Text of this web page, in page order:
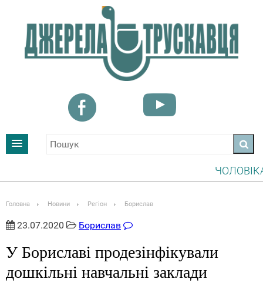
Головна Новини Регіон Борислав
23.07.2020 Борислав
У Бориславі продезінфікували
дошкільні навчальні заклади